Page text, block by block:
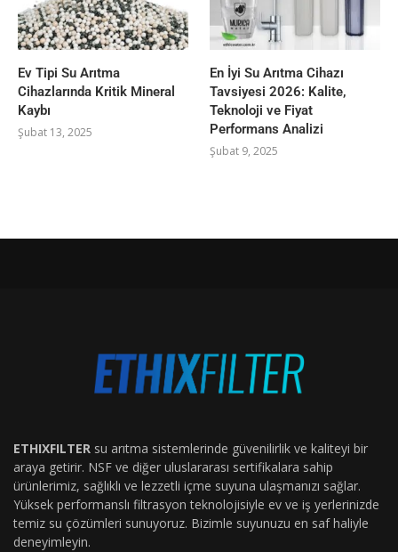
Ev Tipi Su Arıtma
Cihazlarında Kritik Mineral
Kaybı
Şubat 13, 2025
En İyi Su Arıtma Cihazı
Tavsiyesi 2026: Kalite,
Teknoloji ve Fiyat
Performans Analizi
Şubat 9, 2025
ETHIXFILTER su arıtma sistemlerinde güvenilirlik ve kaliteyi bir
araya getirir. NSF ve diğer uluslararası sertifikalara sahip
ürünlerimiz, sağlıklı ve lezzetli içme suyuna ulaşmanızı sağlar.
Yüksek performanslı filtrasyon teknolojisiyle ev ve iş yerlerinizde
temiz su çözümleri sunuyoruz. Bizimle suyunuzu en saf haliyle
deneyimleyin.